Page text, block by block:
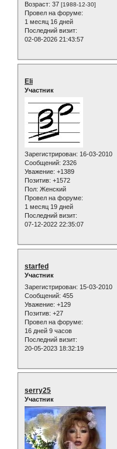
Возраст: 37 [1988-12-30]
Провел на форуме:
1 месяц 16 дней
Последний визит:
02-08-2026 21:43:57
Eli
Участник
Зарегистрирован: 16-03-2010
Сообщений: 2326
Уважение: +1389
Позитив: +1572
Пол: Женский
Провел на форуме:
1 месяц 19 дней
Последний визит:
07-12-2022 22:35:07
starfed
Участник
Зарегистрирован: 15-03-2010
Сообщений: 455
Уважение: +129
Позитив: +27
Провел на форуме:
16 дней 9 часов
Последний визит:
20-05-2023 18:32:19
serry25
Участник